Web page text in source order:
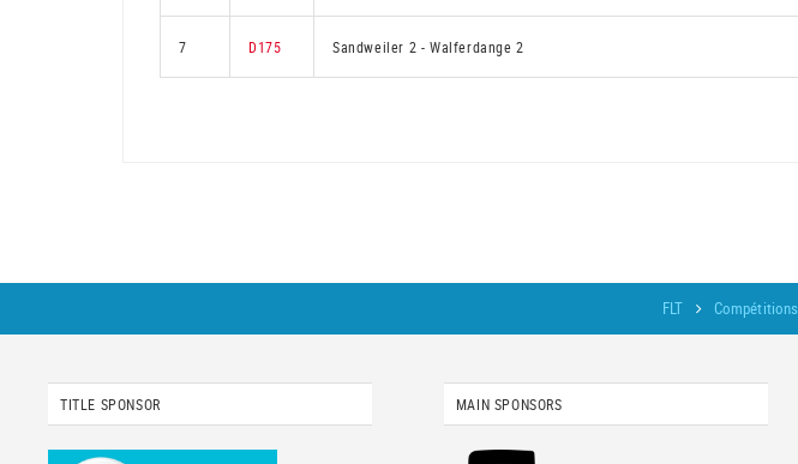
7 D175 Sandweiler 2 -Walferdange 2
FLT Compétitions
TITLE SPONSOR MAIN SPONSORS